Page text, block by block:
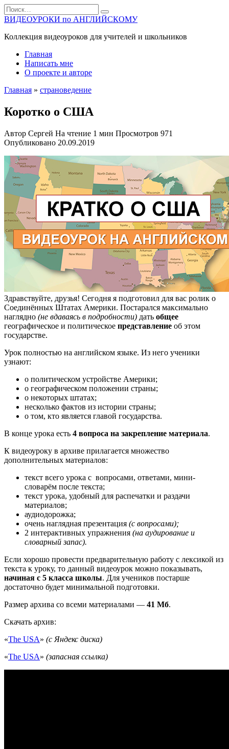
Перейти
к
содержанию
Search
for:
ВИДЕОУРОКИ по АНГЛИЙСКОМУ
Коллекция видеоуроков для учителей и школьников
Главная
Написать мне
О проекте и авторе
Главная » страноведение
Коротко о США
Автор Сергей На чтение 1 мин Просмотров 971
Опубликовано 20.09.2019
Здравствуйте, друзья! Сегодня я подготовил для вас ролик о
Соединённых Штатах Америки. Постарался максимально
наглядно (не вдаваясь в подробности) дать общее
географическое и политическое представление об этом
государстве.
Урок полностью на английском языке. Из него ученики
узнают:
о политическом устройстве Америки;
о географическом положении страны;
о некоторых штатах;
несколько фактов из истории страны;
о том, кто является главой государства.
В конце урока есть 4 вопроса на закрепление материала.
К видеоуроку в архиве прилагается множество
дополнительных материалов:
текст всего урока с вопросами, ответами, мини-
словарём после текста;
текст урока, удобный для распечатки и раздачи
материалов;
аудиодорожка;
очень наглядная презентация (с вопросами);
2 интерактивных упражнения (на аудирование и
словарный запас).
Если хорошо провести предварительную работу с лексикой из
текста к уроку, то данный видеоурок можно показывать,
начиная с 5 класса школы. Для учеников постарше
достаточно будет минимальной подготовки.
Размер архива со всеми материалами — 41 Мб.
Скачать архив:
«The USA» (с Яндекс диска)
«The USA» (запасная ссылка)